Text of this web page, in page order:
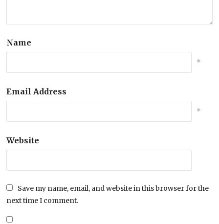
Name
*
Email Address
*
Website
Save my name, email, and website in this browser for the
next time I comment.